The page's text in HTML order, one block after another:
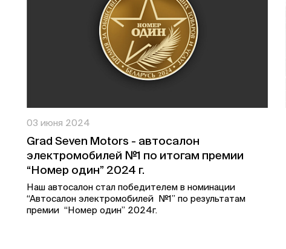
03 июня 2024
Grad Seven Motors - автосалон
электромобилей №1 по итогам премии
“Номер один” 2024 г.
Наш автосалон стал победителем в номинации
“Автосалон электромобилей №1” по результатам
премии “Номер один” 2024г.